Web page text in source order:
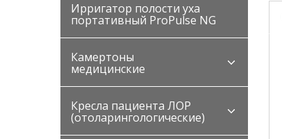
Ирригатор полости уха
портативный ProPulse NG
Камертоны
медицинские
Кресла пациента ЛОР
(отоларингологические)